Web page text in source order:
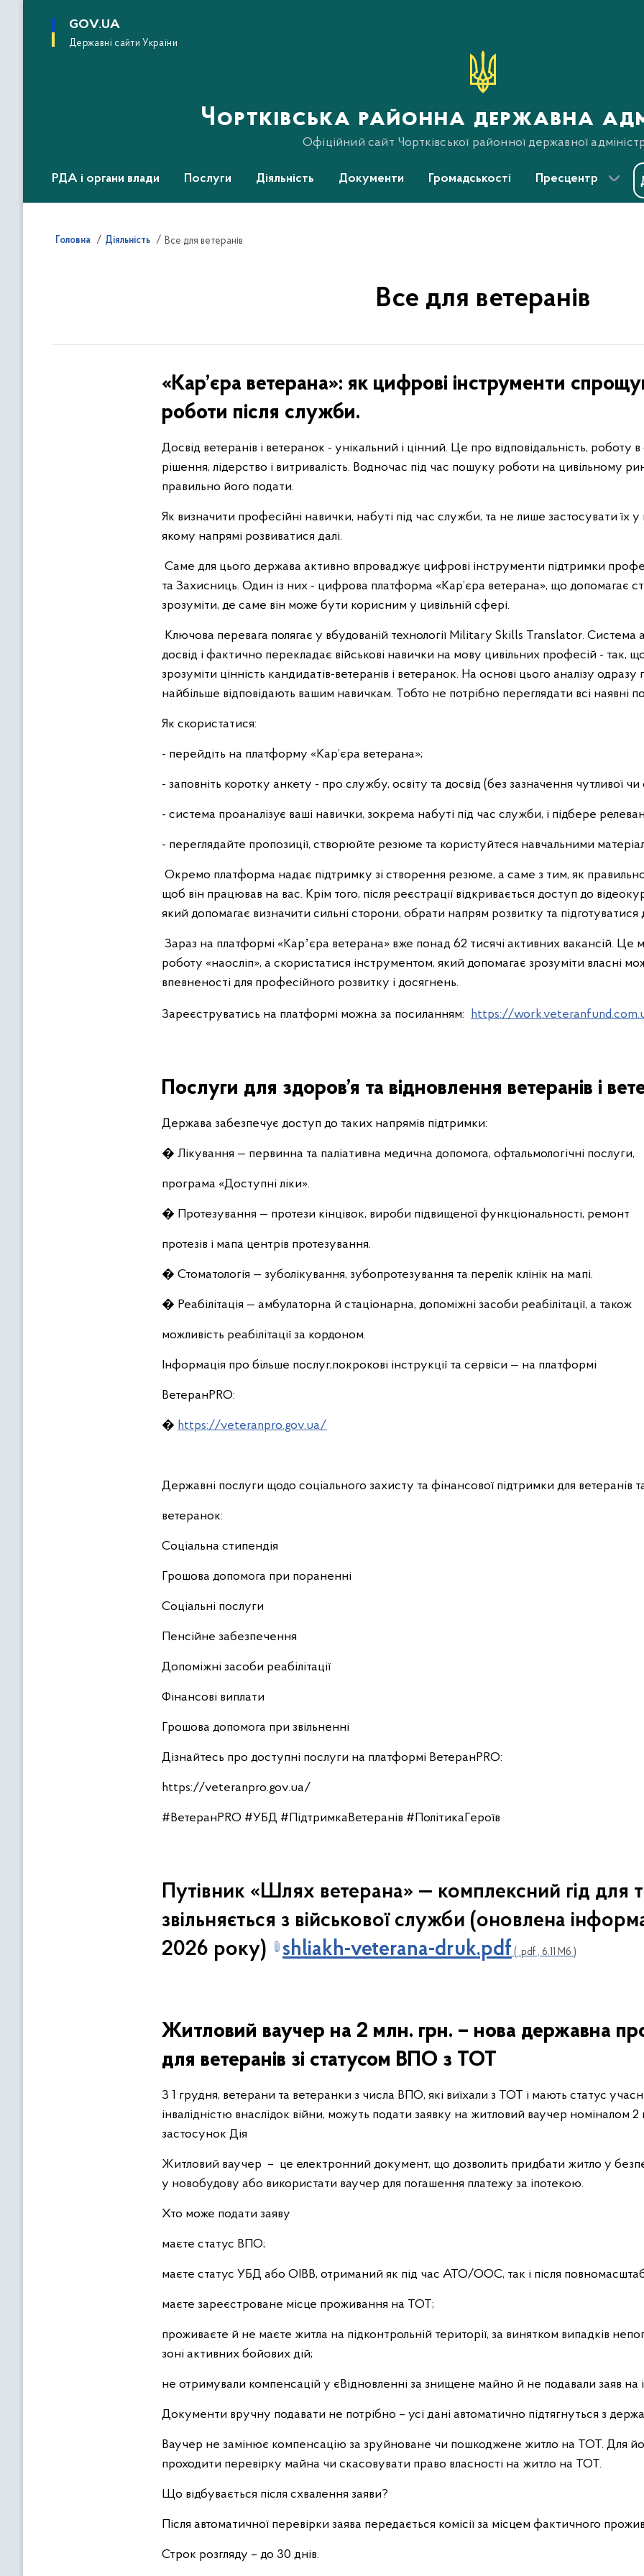
основного
GOV.UA
Державні сайти України
Чортківська районна державна
Офіційний сайт Чортківської районної державної
РДА і органи влади Послуги Діяльність Документи Громадськості Пресцентр
Головна Діяльність Все для ветеранів
Все для ветеранів
«Кар’єра ветерана»: як цифрові інструменти
роботи після служби.
Досвід ветеранів і ветеранок - унікальний і цінний. Це про відповідальність, роботу
рішення, лідерство і витривалість. Водночас під час пошуку роботи на цивільному
правильно його подати.
Як визначити професійні навички, набуті під час служби, та не лише застосувати їх у
якому напрямі розвиватися далі.
Саме для цього держава активно впроваджує цифрові інструменти підтримки
та Захисниць. Один із них - цифрова платформа «Кар’єра ветерана», що допомагає
зрозуміти, де саме він може бути корисним у цивільній сфері.
Ключова перевага полягає у вбудованій технології Military Skills Translator. Система
досвід і фактично перекладає військові навички на мову цивільних професій - так,
зрозуміти цінність кандидатів-ветеранів і ветеранок. На основі цього аналізу одразу
найбільше відповідають вашим навичкам. Тобто не потрібно переглядати всі наявні
Як скористатися:
- перейдіть на платформу «Кар’єра ветерана»;
- заповніть коротку анкету - про службу, освіту та досвід (без зазначення чутливої чи
- система проаналізує ваші навички, зокрема набуті під час служби, і підбере
- переглядайте пропозиції, створюйте резюме та користуйтеся навчальними
Окремо платформа надає підтримку зі створення резюме, а саме з тим, як
щоб він працював на вас. Крім того, після реєстрації відкривається доступ до
який допомагає визначити сильні сторони, обрати напрям розвитку та підготуватися
Зараз на платформі «Карʼєра ветерана» вже понад 62 тисячі активних вакансій. Це
роботу «наосліп», а скористатися інструментом, який допомагає зрозуміти власні
впевненості для професійного розвитку і досягнень.
Зареєструватись на платформі можна за посиланням: https://
Послуги для здоров’я та відновлення ветеранів і
Держава забезпечує доступ до таких напрямів підтримки:
� Лікування — первинна та паліативна медична допомога, офтальмологічні послуги,
програма «Доступні ліки».
� Протезування — протези кінцівок, вироби підвищеної функціональності, ремонт
протезів і мапа центрів протезування.
� Стоматологія — зуболікування, зубопротезування та перелік клінік на мапі.
� Реабілітація — амбулаторна й стаціонарна, допоміжні засоби реабілітації, а також
можливість реабілітації за кордоном.
Інформація про більше послуг,покрокові інструкції та сервіси — на платформі
ВетеранPRO:
� https://veteranpro.gov.ua/
Державні послуги щодо соціального захисту та фінансової підтримки для ветеранів
ветеранок:
Соціальна стипендія
Грошова допомога при пораненні
Соціальні послуги
Пенсійне забезпечення
Допоміжні засоби реабілітації
Фінансові виплати
Грошова допомога при звільненні
Дізнайтесь про доступні послуги на платформі ВетеранPRO:
https://veteranpro.gov.ua/
#ВетеранPRO #УБД #ПідтримкаВетеранів #ПолітикаГероїв
Путівник «Шлях ветерана» — комплексний гід для
звільняється з військової служби (оновлена
2026 року)
shliakh-veterana-druk.pdf ( .pdf , 6.11 Мб )
Житловий ваучер на 2 млн. грн. – нова державна
для ветеранів зі статусом ВПО з ТОТ
З 1 грудня, ветерани та ветеранки з числа ВПО, які виїхали з ТОТ і мають статус
інвалідністю внаслідок війни, можуть подати заявку на житловий ваучер номіналом
застосунок Дія
Житловий ваучер – це електронний документ, що дозволить придбати житло у
у новобудову або використати ваучер для погашення платежу за іпотекою.
Хто може подати заяву
маєте статус ВПО;
маєте статус УБД або ОІВВ, отриманий як під час АТО/ООС, так і після
маєте зареєстроване місце проживання на ТОТ;
проживаєте й не маєте житла на підконтрольній території, за винятком випадків
зоні активних бойових дій;
не отримували компенсацій у єВідновленні за знищене майно й не подавали заяв на
Документи вручну подавати не потрібно – усі дані автоматично підтягнуться з
Ваучер не замінює компенсацію за зруйноване чи пошкоджене житло на ТОТ. Для
проходити перевірку майна чи скасовувати право власності на житло на ТОТ.
Що відбувається після схвалення заяви?
Після автоматичної перевірки заява передається комісії за місцем фактичного
Строк розгляду – до 30 днів.